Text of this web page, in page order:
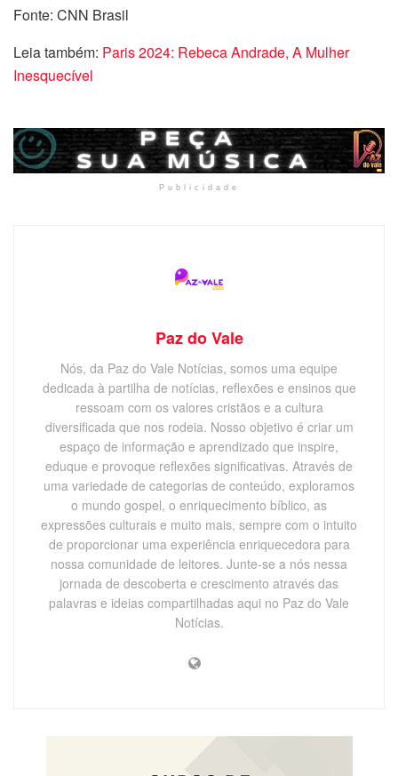
Fonte: CNN Brasil
Leia também: Paris 2024: Rebeca Andrade, A Mulher
Inesquecível
Publicidade
Paz do Vale
Nós, da Paz do Vale Notícias, somos uma equipe
dedicada à partilha de notícias, reflexões e ensinos que
ressoam com os valores cristãos e a cultura
diversificada que nos rodeia. Nosso objetivo é criar um
espaço de informação e aprendizado que inspire,
eduque e provoque reflexões significativas. Através de
uma variedade de categorias de conteúdo, exploramos
o mundo gospel, o enriquecimento bíblico, as
expressões culturais e muito mais, sempre com o intuito
de proporcionar uma experiência enriquecedora para
nossa comunidade de leitores. Junte-se a nós nessa
jornada de descoberta e crescimento através das
palavras e ideias compartilhadas aqui no Paz do Vale
Notícias.